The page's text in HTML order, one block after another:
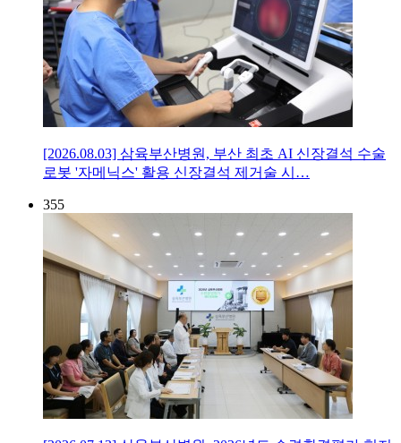
[2026.08.03] 삼육부산병원, 부산 최초 AI 신장결석 수술
로봇 '자메닉스' 활용 신장결석 제거술 시…
355